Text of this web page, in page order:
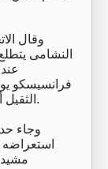
وقال
النشامى
الثقيل أمام الجزائر والأرجنتين يومي 23 و28 الحالي.
وجاء
استعراضه